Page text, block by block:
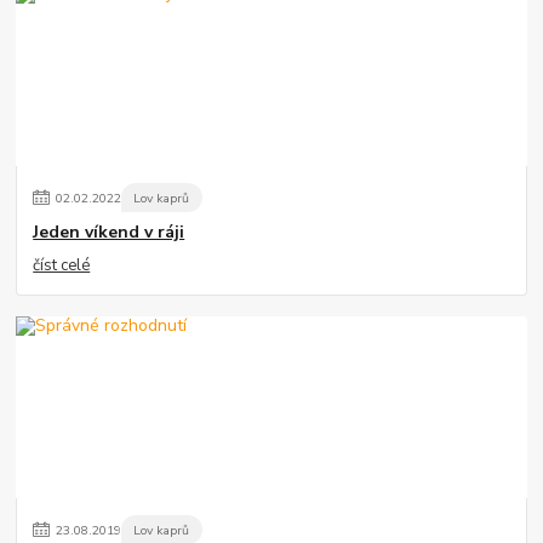
02.02.2022 Lov kaprů
Jeden víkend v ráji
číst celé
23.08.2019 Lov kaprů